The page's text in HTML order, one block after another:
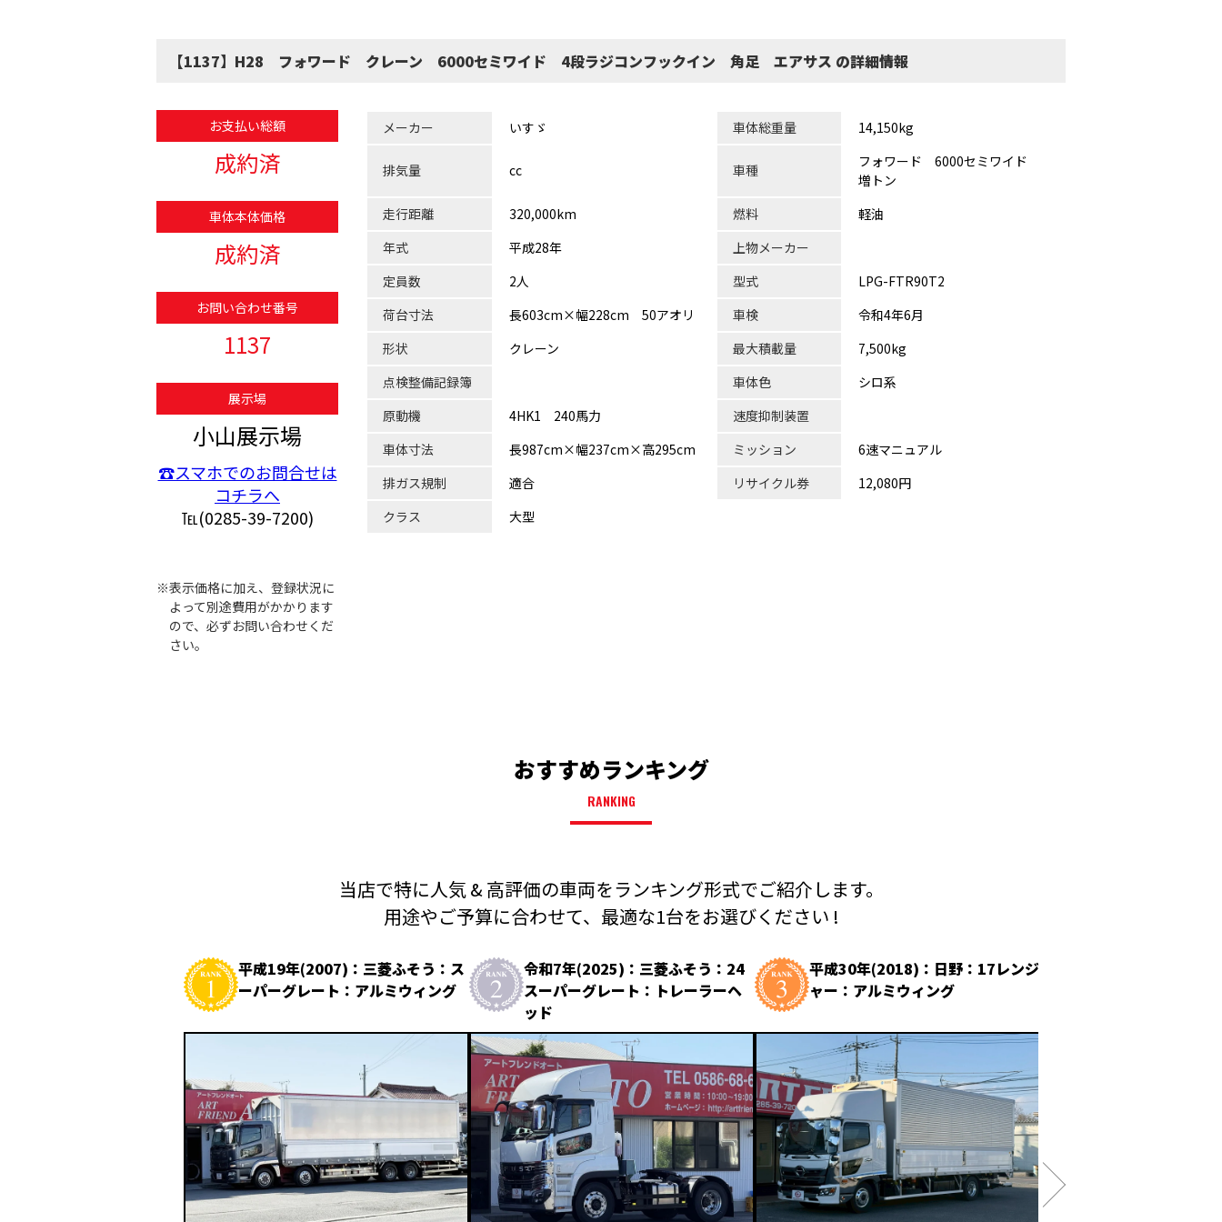
【1137】H28 フォワード クレーン 6000セミワイド 4段ラジコンフックイン 角足 エアサス の詳細情報
お支払い総額
成約済
車体本体価格
成約済
お問い合わせ番号
1137
展示場
小山展示場
☎スマホでのお問合せは
コチラへ
℡(0285-39-7200)
※表示価格に加え、登録状況に
よって別途費用がかかります
ので、必ずお問い合わせくだ
さい。
メーカー いすゞ 車体総重量 14,150kg
排気量 cc 車種
フォワード 6000セミワイド
増トン
走行距離
320,000km 燃料
軽油
年式
平成28年
上物メーカー
定員数
2人 型式
LPG-FTR90T2
荷台寸法
長603cm×幅228cm 50アオリ 車検
令和4年6月
形状
クレーン 最大積載量
7,500kg
点検整備記録簿
車体色
シロ系
原動機
4HK1 240馬力
速度抑制装置
車体寸法
長987cm×幅237cm×高295cm ミッション
6速マニュアル
排ガス規制
適合 リサイクル券
12,080円
クラス
大型
おすすめランキング
RANKING
当店で特に人気 & 高評価の車両をランキング形式でご紹介します。
用途やご予算に合わせて、 最適な1台をお選びください !
平成19年(2007)：三菱ふそう：ス
ーパーグレート：アルミウィング
令和7年(2025)：三菱ふそう：24
スーパーグレート：トレーラーヘ
ッド
平成30年(2018)：日野：17レンジ
ャー：アルミウィング